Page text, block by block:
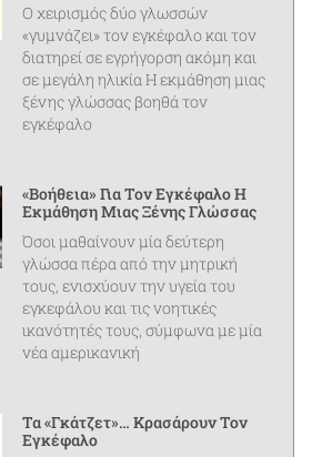
Ο χειρισμός δύο γλωσσών
«γυμνάζει» τον εγκέφαλο και τον
διατηρεί σε εγρήγορση ακόμη και
σε μεγάλη ηλικία Η εκμάθηση μιας
ξένης γλώσσας βοηθά τον
εγκέφαλο
«Βοήθεια» Για Τον Εγκέφαλο Η
Εκμάθηση Μιας Ξένης Γλώσσας
Όσοι μαθαίνουν μία δεύτερη
γλώσσα πέρα από την μητρική
τους, ενισχύουν την υγεία του
εγκεφάλου και τις νοητικές
ικανότητές τους, σύμφωνα με μία
νέα αμερικανική
Τα «γκάτζετ»… Κρασάρουν Τον
Εγκέφαλο